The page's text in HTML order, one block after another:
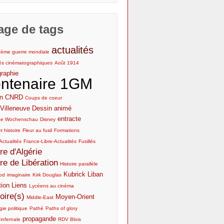
Lycée
Cinéma et 1GM : bibliographie
de tags
guerre mondiale actualités
cinématographiques Août 1914
1GM
CNRD Coups de coeur
Dessin animé
Wochenschau Disney entracte
histoire Fleur au fusil
Formations
France-Libre-Actualités Fusillés
d'Algérie
de Libération Histoire parallèle
imaginaire Kirk Douglas Kubrick Liban
Liens Lycéens au cinéma
Middle-East Moyen-Orient
politique Pathé Paths of glory
propagande RDV Blois